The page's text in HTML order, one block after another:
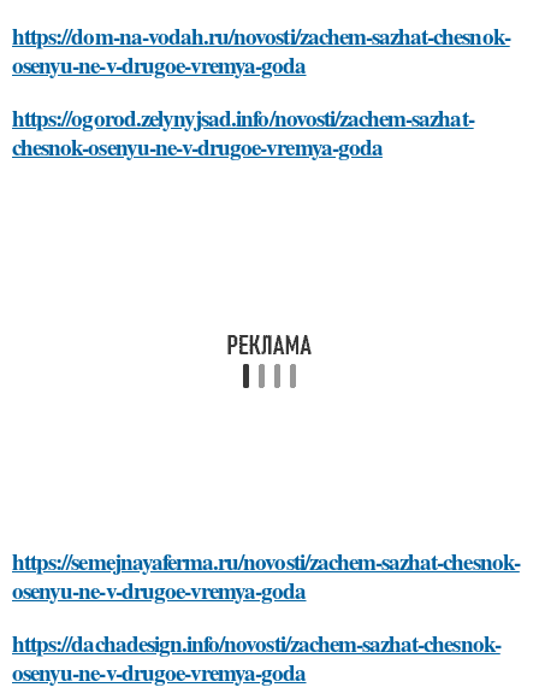
https://dom-na-vodah.ru/novosti/zachem-sazhat-chesnok-
osenyu-ne-v-drugoe-vremya-goda
https://ogorod.zelynyjsad.info/novosti/zachem-sazhat-
chesnok-osenyu-ne-v-drugoe-vremya-goda
https://semejnayaferma.ru/novosti/zachem-sazhat-chesnok-
osenyu-ne-v-drugoe-vremya-goda
https://dachadesign.info/novosti/zachem-sazhat-chesnok-
osenyu-ne-v-drugoe-vremya-goda